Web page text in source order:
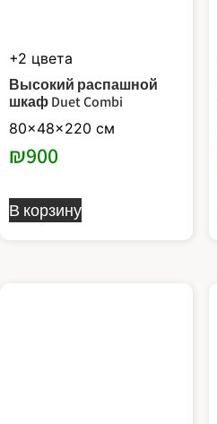
+2 цвета
Высокий распашной
шкаф Duet Combi
80x48x220 см
₪900
В корзину